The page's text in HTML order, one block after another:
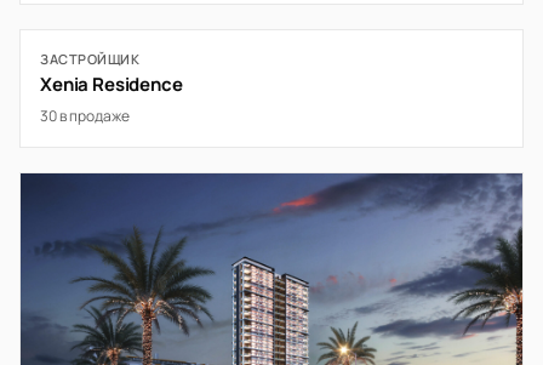
ЗАСТРОЙЩИК
Xenia Residence
30 в продаже